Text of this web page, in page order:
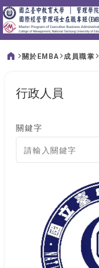
:::
關於EMBA 成員職掌
行政人員
關鍵字